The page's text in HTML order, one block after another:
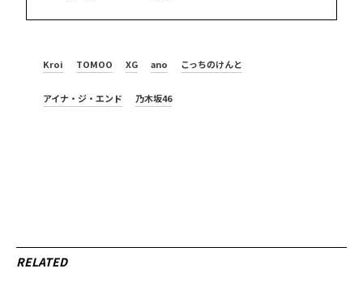
Kroi TOMOO XG ano こっちのけんと
アイナ・ジ・エンド 乃木坂46
RELATED